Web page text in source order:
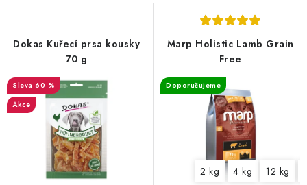
d
u
k
p
o
d
u
Dokas Kuřecí prsa kousky
70 g
60 %
Akce
Marp Holistic Lamb Grain
Free
Doporučujeme
2 kg 4 kg 12 kg